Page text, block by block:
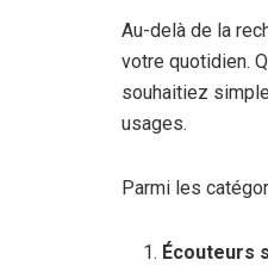
Au-delà de la
votre quotidien.
souhaitiez
usages.
Parmi les
Écouteurs